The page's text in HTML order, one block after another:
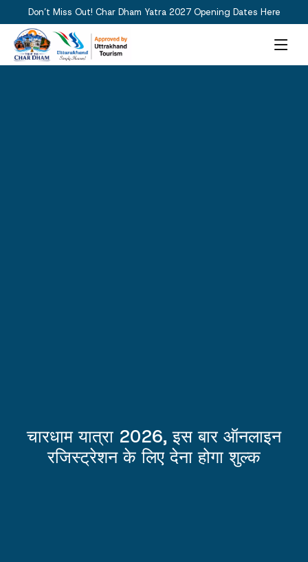
Don’t Miss Out! Char Dham Yatra 2027 Opening Dates Here
चारधाम यात्रा 2026, इस बार ऑनलाइन
रजिस्ट्रेशन के लिए देना होगा शुल्क